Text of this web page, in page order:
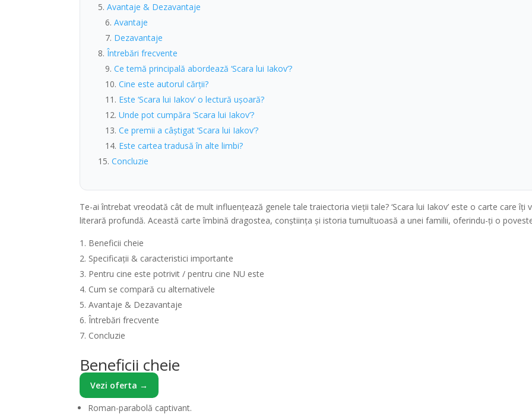
Avantaje & Dezavantaje
Avantaje
Dezavantaje
Întrebări frecvente
Ce temă principală abordează ‘Scara lui Iakov’?
Cine este autorul cărții?
Este ‘Scara lui Iakov’ o lectură ușoară?
Unde pot cumpăra ‘Scara lui Iakov’?
Ce premii a câștigat ‘Scara lui Iakov’?
Este cartea tradusă în alte limbi?
Concluzie
Te-ai întrebat vreodată cât de mult influențează genele tale traiectoria vieții tale? ‘Scara lui Iakov’ este o carte care
literară profundă. Această carte îmbină dragostea, conștiința și istoria tumultuoasă a unei familii, oferindu-ți o
Beneficii cheie
Specificații & caracteristici importante
Pentru cine este potrivit / pentru cine NU este
Cum se compară cu alternativele
Avantaje & Dezavantaje
Întrebări frecvente
Concluzie
Beneficii cheie
Vezi oferta →
Roman-parabolă captivant.